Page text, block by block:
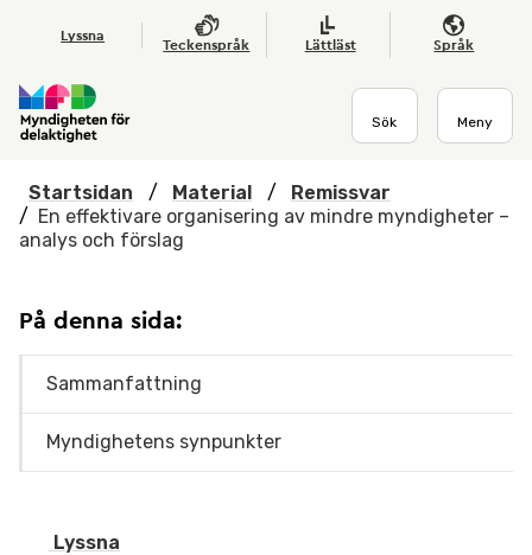
Hoppa till huvudmenyn
Lyssna
Teckenspråk Lättläst Språk
Sök Meny
Startsidan / Material /
Remissvar
/ En effektivare organisering av mindre myndigheter –
analys och förslag
Lyssna
På denna sida:
Sammanfattning
Myndighetens synpunkter